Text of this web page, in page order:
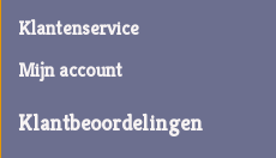
Klantenservice
Mijn account
Klantbeoordelingen